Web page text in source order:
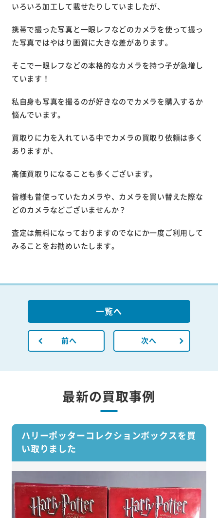
いろいろ加工して載せたりしていましたが、
携帯で撮った写真と一眼レフなどのカメラを使って撮っ
た写真ではやはり画質に大きな差があります。
そこで一眼レフなどの本格的なカメラを持つ子が急増し
ています！
私自身も写真を撮るのが好きなのでカメラを購入するか
悩んでいます。
買取りに力を入れている中でカメラの買取り依頼は多く
ありますが、
高価買取りになることも多くございます。
皆様も昔使っていたカメラや、カメラを買い替えた際な
どのカメラなどございませんか？
査定は無料になっておりますのでなにか一度ご利用して
みることをお勧めいたします。
前へ
一覧へ
次へ
最新の買取事例
ハリーポッターコレクションボックスを買
い取りました